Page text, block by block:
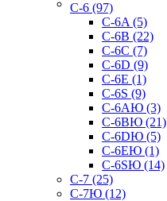
C-6 (97)
C-6A (5)
C-6B (22)
C-6C (7)
C-6D (9)
C-6E (1)
C-6S (9)
C-6AЮ (3)
C-6BЮ (21)
C-6DЮ (5)
C-6EЮ (1)
C-6SЮ (14)
C-7 (25)
C-7Ю (12)